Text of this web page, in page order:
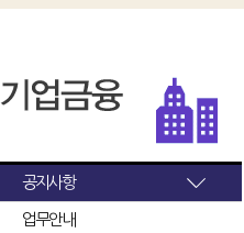
공지사항
업무안내